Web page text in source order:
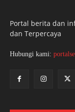
Portal berita dan
dan Terpercaya
Hubungi kami: